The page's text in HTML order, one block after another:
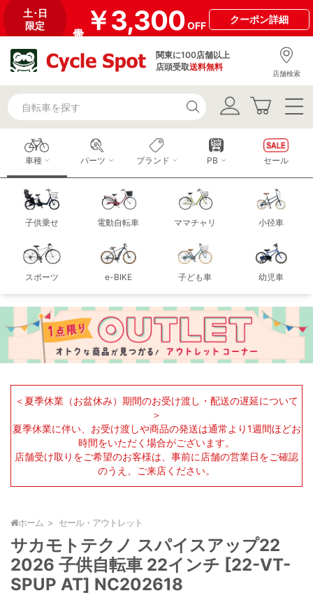
土･日
限定
￥3,300OFF
クーポン詳細
関東に100店舗以上
店頭受取送料無料
店舗検索
車種
子供乗せ 電動自転車 ママチャリ 小径車
スポーツ e-BIKE 子ども車 幼児車
パーツ ブランド PB セール
＜夏季休業（お盆休み）期間のお受け渡し・配送の遅延について
＞
夏季休業に伴い、お受け渡しや商品の発送は通常より1週間ほどお
時間をいただく場合がございます。
店舗受け取りをご希望のお客様は、事前に店舗の営業日をご確認
のうえ、ご来店ください。
ホーム セール・アウトレット
サカモトテクノ スパイスアップ22
2026 子供自転車 22インチ [22-VT-
SPUP AT] NC202618